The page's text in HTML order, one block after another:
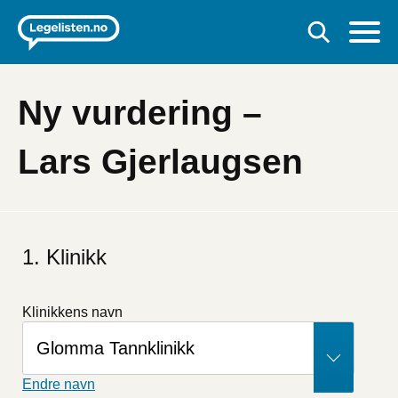
Ny vurdering –
Lars Gjerlaugsen
ignorere
dette
feltet
Klinikk
Klinikkens navn
Endre navn